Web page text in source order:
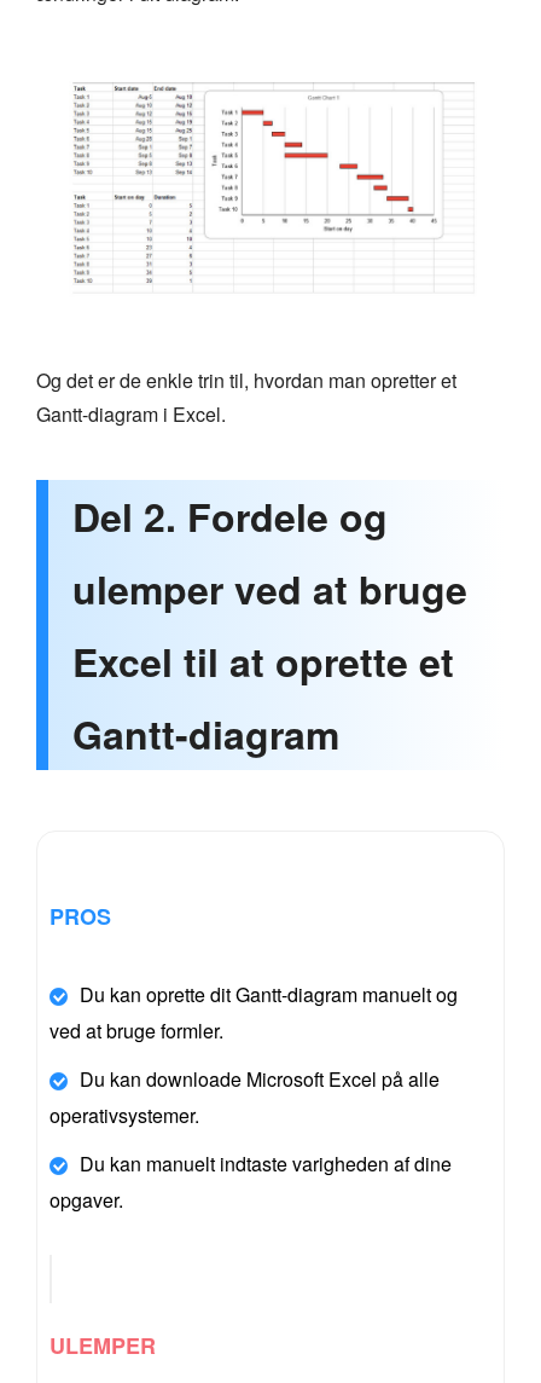
Og det er de enkle trin til, hvordan man opretter et
Gantt-diagram i Excel.
Del 2. Fordele og
ulemper ved at bruge
Excel til at oprette et
Gantt-diagram
PROS
Du kan oprette dit Gantt-diagram manuelt og
ved at bruge formler.
Du kan downloade Microsoft Excel på alle
operativsystemer.
Du kan manuelt indtaste varigheden af dine
opgaver.
ULEMPER